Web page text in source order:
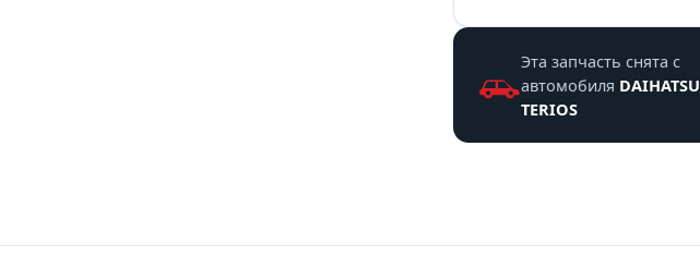
Эта запчасть снята с
автомобиля DAIHATSU
TERIOS